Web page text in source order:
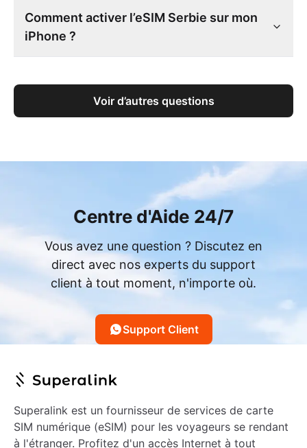
Comment activer l’eSIM Serbie sur mon
iPhone ?
Voir d’autres questions
Centre d'Aide 24/7
Vous avez une question ? Discutez en
direct avec nos experts du support
client à tout moment, n'importe où.
Support Client
Superalink est un fournisseur de services de carte
SIM numérique (eSIM) pour les voyageurs se rendant
à l'étranger. Profitez d'un accès Internet à tout